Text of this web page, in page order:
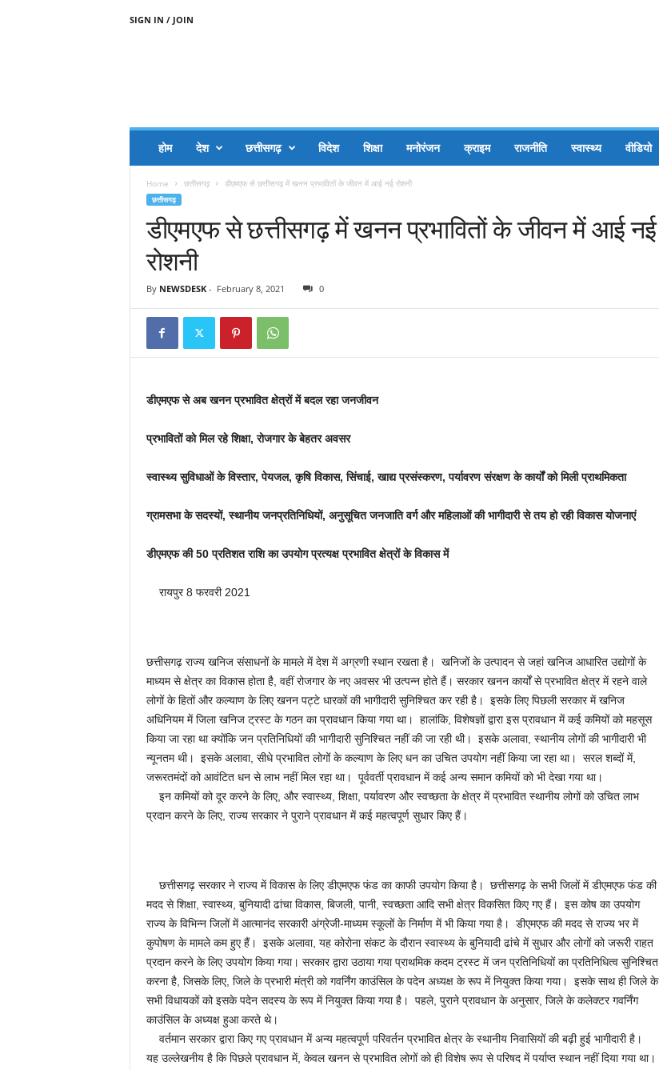
SIGN IN / JOIN
होम देश छत्तीसगढ़ विदेश शिक्षा मनोरंजन क्राइम राजनीति स्वास्थ्य वीडियो
Home छत्तीसगढ़ डीएमएफ से छत्तीसगढ़ में खनन प्रभावितों के जीवन में आई नई रोशनी
छत्तीसगढ़
डीएमएफ से छत्तीसगढ़ में खनन प्रभावितों के जीवन में आई नई
रोशनी
By NEWSDESK- February 8, 2021 0
डीएमएफ से अब खनन प्रभावित क्षेत्रों में बदल रहा जनजीवन
प्रभावितों को मिल रहे शिक्षा, रोजगार के बेहतर अवसर
स्वास्थ्य सुविधाओं के विस्तार, पेयजल, कृषि विकास, सिंचाई, खाद्य प्रसंस्करण, पर्यावरण संरक्षण के कार्यों को मिली प्राथमिकता
ग्रामसभा के सदस्यों, स्थानीय जनप्रतिनिधियों, अनुसूचित जनजाति वर्ग और महिलाओं की भागीदारी से तय हो रही विकास योजनाएं
डीएमएफ की 50 प्रतिशत राशि का उपयोग प्रत्यक्ष प्रभावित क्षेत्रों के विकास में
रायपुर 8 फरवरी 2021
छत्तीसगढ़ राज्य खनिज संसाधनों के मामले में देश में अग्रणी स्थान रखता है। खनिजों के उत्पादन से जहां खनिज आधारित उद्योगों के
माध्यम से क्षेत्र का विकास होता है, वहीं रोजगार के नए अवसर भी उत्पन्न होते हैं। सरकार खनन कार्यों से प्रभावित क्षेत्र में रहने वाले
लोगों के हितों और कल्याण के लिए खनन पट्टे धारकों की भागीदारी सुनिश्चित कर रही है। इसके लिए पिछली सरकार में खनिज
अधिनियम में जिला खनिज ट्रस्ट के गठन का प्रावधान किया गया था। हालांकि, विशेषज्ञों द्वारा इस प्रावधान में कई कमियों को महसूस
किया जा रहा था क्योंकि जन प्रतिनिधियों की भागीदारी सुनिश्चित नहीं की जा रही थी। इसके अलावा, स्थानीय लोगों की भागीदारी भी
न्यूनतम थी। इसके अलावा, सीधे प्रभावित लोगों के कल्याण के लिए धन का उचित उपयोग नहीं किया जा रहा था। सरल शब्दों में,
जरूरतमंदों को आवंटित धन से लाभ नहीं मिल रहा था। पूर्ववर्ती प्रावधान में कई अन्य समान कमियों को भी देखा गया था।
इन कमियों को दूर करने के लिए, और स्वास्थ्य, शिक्षा, पर्यावरण और स्वच्छता के क्षेत्र में प्रभावित स्थानीय लोगों को उचित लाभ
प्रदान करने के लिए, राज्य सरकार ने पुराने प्रावधान में कई महत्वपूर्ण सुधार किए हैं।
छत्तीसगढ़ सरकार ने राज्य में विकास के लिए डीएमएफ फंड का काफी उपयोग किया है। छत्तीसगढ़ के सभी जिलों में डीएमएफ फंड की
मदद से शिक्षा, स्वास्थ्य, बुनियादी ढांचा विकास, बिजली, पानी, स्वच्छता आदि सभी क्षेत्र विकसित किए गए हैं। इस कोष का उपयोग
राज्य के विभिन्न जिलों में आत्मानंद सरकारी अंग्रेजी-माध्यम स्कूलों के निर्माण में भी किया गया है। डीएमएफ की मदद से राज्य भर में
कुपोषण के मामले कम हुए हैं। इसके अलावा, यह कोरोना संकट के दौरान स्वास्थ्य के बुनियादी ढांचे में सुधार और लोगों को जरूरी राहत
प्रदान करने के लिए उपयोग किया गया। सरकार द्वारा उठाया गया प्राथमिक कदम ट्रस्ट में जन प्रतिनिधियों का प्रतिनिधित्व सुनिश्चित
करना है, जिसके लिए, जिले के प्रभारी मंत्री को गवर्निंग काउंसिल के पदेन अध्यक्ष के रूप में नियुक्त किया गया। इसके साथ ही जिले के
सभी विधायकों को इसके पदेन सदस्य के रूप में नियुक्त किया गया है। पहले, पुराने प्रावधान के अनुसार, जिले के कलेक्टर गवर्निंग
काउंसिल के अध्यक्ष हुआ करते थे।
वर्तमान सरकार द्वारा किए गए प्रावधान में अन्य महत्वपूर्ण परिवर्तन प्रभावित क्षेत्र के स्थानीय निवासियों की बढ़ी हुई भागीदारी है।
यह उल्लेखनीय है कि पिछले प्रावधान में, केवल खनन से प्रभावित लोगों को ही विशेष रूप से परिषद में पर्याप्त स्थान नहीं दिया गया था।